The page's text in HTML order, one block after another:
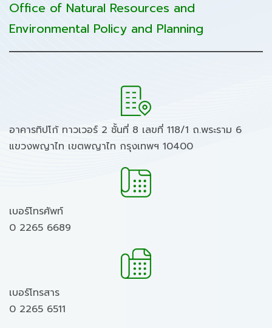
Office of Natural Resources and
Environmental Policy and Planning
อาคารทิปโก้ ทาวเวอร์ 2 ชั้นที่ 8 เลขที่ 118/1 ถ.พระราม 6
แขวงพญาไท เขตพญาไท กรุงเทพฯ 10400
เบอร์โทรศัพท์
0 2265 6689
เบอร์โทรสาร
0 2265 6511